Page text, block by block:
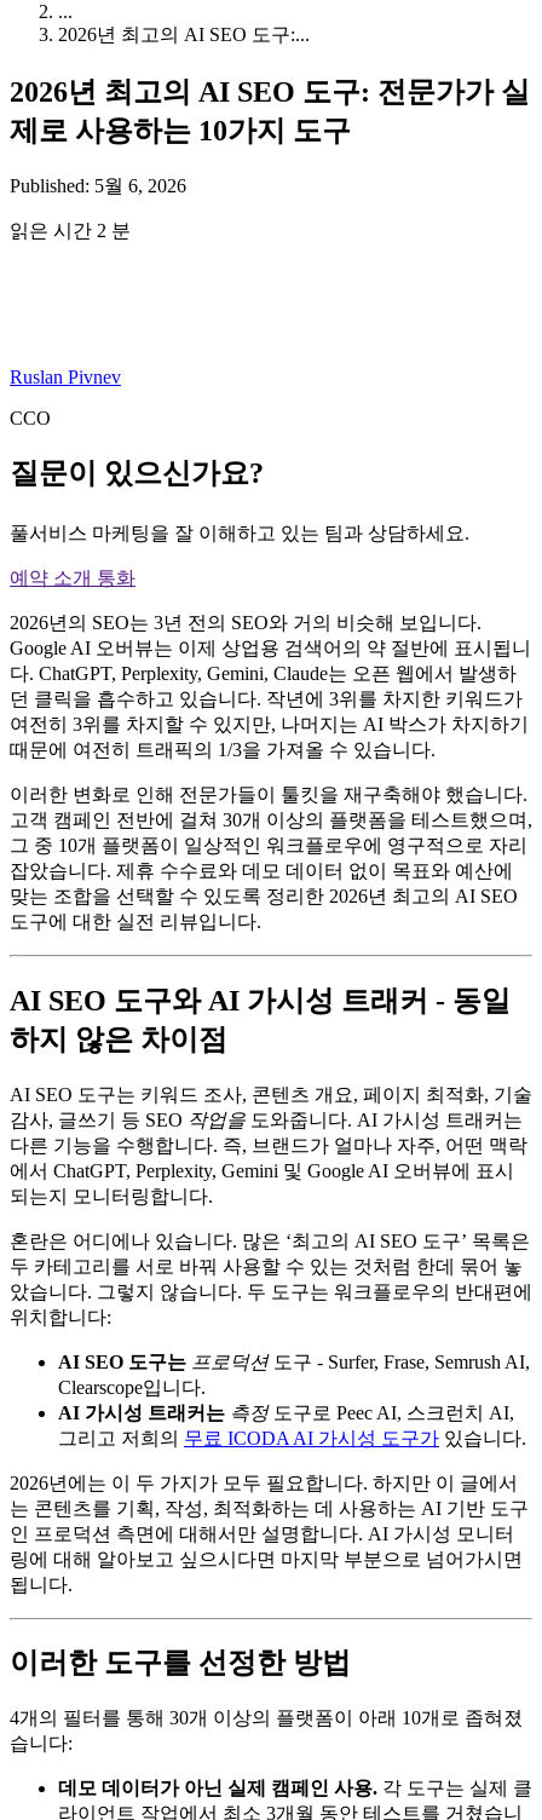
...
2026년 최고의 AI SEO 도구:...
2026년 최고의 AI SEO 도구: 전문가가 실
제로 사용하는 10가지 도구
Published: 5월 6, 2026
읽은 시간 2 분
Ruslan Pivnev
CCO
질문이 있으신가요?
풀서비스 마케팅을 잘 이해하고 있는 팀과 상담하세요.
예약 소개 통화
2026년의 SEO는 3년 전의 SEO와 거의 비슷해 보입니다.
Google AI 오버뷰는 이제 상업용 검색어의 약 절반에 표시됩니
다. ChatGPT, Perplexity, Gemini, Claude는 오픈 웹에서 발생하
던 클릭을 흡수하고 있습니다. 작년에 3위를 차지한 키워드가
여전히 3위를 차지할 수 있지만, 나머지는 AI 박스가 차지하기
때문에 여전히 트래픽의 1/3을 가져올 수 있습니다.
이러한 변화로 인해 전문가들이 툴킷을 재구축해야 했습니다.
고객 캠페인 전반에 걸쳐 30개 이상의 플랫폼을 테스트했으며,
그 중 10개 플랫폼이 일상적인 워크플로우에 영구적으로 자리
잡았습니다. 제휴 수수료와 데모 데이터 없이 목표와 예산에
맞는 조합을 선택할 수 있도록 정리한 2026년 최고의 AI SEO
도구에 대한 실전 리뷰입니다.
AI SEO 도구와 AI 가시성 트래커 - 동일
하지 않은 차이점
AI SEO 도구는 키워드 조사, 콘텐츠 개요, 페이지 최적화, 기술
감사, 글쓰기 등 SEO 작업을 도와줍니다. AI 가시성 트래커는
다른 기능을 수행합니다. 즉, 브랜드가 얼마나 자주, 어떤 맥락
에서 ChatGPT, Perplexity, Gemini 및 Google AI 오버뷰에 표시
되는지 모니터링합니다.
혼란은 어디에나 있습니다. 많은 ‘최고의 AI SEO 도구’ 목록은
두 카테고리를 서로 바꿔 사용할 수 있는 것처럼 한데 묶어 놓
았습니다. 그렇지 않습니다. 두 도구는 워크플로우의 반대편에
위치합니다:
AI SEO 도구는 프로덕션도구 - Surfer, Frase, Semrush AI,
Clearscope입니다.
AI 가시성 트래커는 측정도구로 Peec AI, 스크런치 AI,
그리고 저희의 무료 ICODA AI 가시성 도구가 있습니다.
2026년에는 이 두 가지가 모두 필요합니다. 하지만 이 글에서
는 콘텐츠를 기획, 작성, 최적화하는 데 사용하는 AI 기반 도구
인 프로덕션 측면에 대해서만 설명합니다. AI 가시성 모니터
링에 대해 알아보고 싶으시다면 마지막 부분으로 넘어가시면
됩니다.
이러한 도구를 선정한 방법
4개의 필터를 통해 30개 이상의 플랫폼이 아래 10개로 좁혀졌
습니다:
데모 데이터가 아닌 실제 캠페인 사용. 각 도구는 실제 클
라이언트 작업에서 최소 3개월 동안 테스트를 거쳤습니